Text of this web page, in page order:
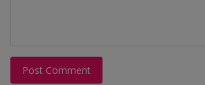
Post Comment